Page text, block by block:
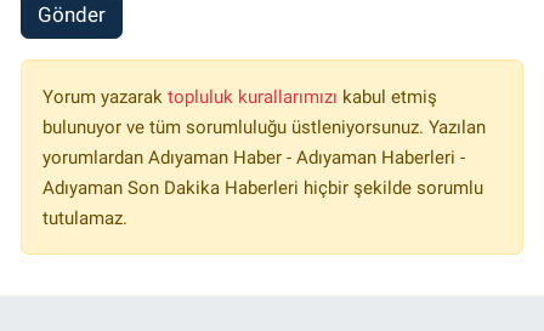
Gönder
Yorum yazarak topluluk kurallarımızı kabul etmiş
bulunuyor ve tüm sorumluluğu üstleniyorsunuz. Yazılan
yorumlardan Adıyaman Haber - Adıyaman Haberleri -
Adıyaman Son Dakika Haberleri hiçbir şekilde sorumlu
tutulamaz.